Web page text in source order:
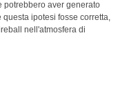
potrebbero aver generato
ipotesi fosse corretta,
nell'atmosfera di